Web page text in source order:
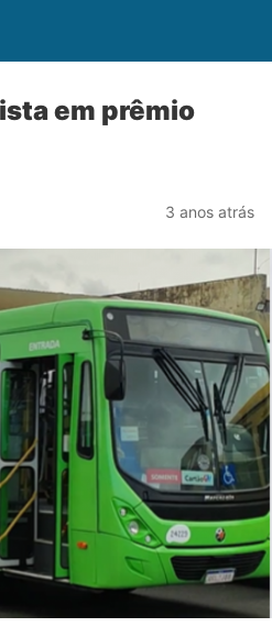
em prêmio
3 anos atrás